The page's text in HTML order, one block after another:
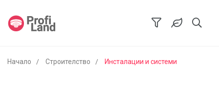
Начало Строителство Инсталации и системи